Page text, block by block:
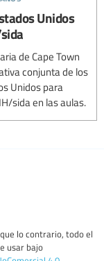
Unidos
de Cape Town
conjunta de los
Unidos para
sida en las aulas.
lo contrario, todo el
usar bajo